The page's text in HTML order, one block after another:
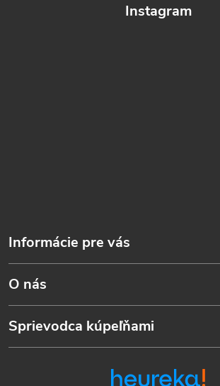
Instagram
Informácie pre vás
O nás
Sprievodca kúpeľňami